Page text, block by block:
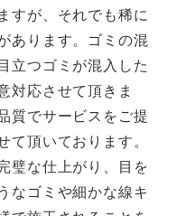
すが、それでも稀に
ります。 ゴミの混
立つゴミが混入した
対応させて頂きま
質でサービスをご提
頂いております。
璧な仕上がり、目を
なゴミや細かな線キ